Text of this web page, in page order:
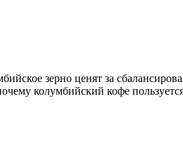
зерно ценят за
колумбийский кофе